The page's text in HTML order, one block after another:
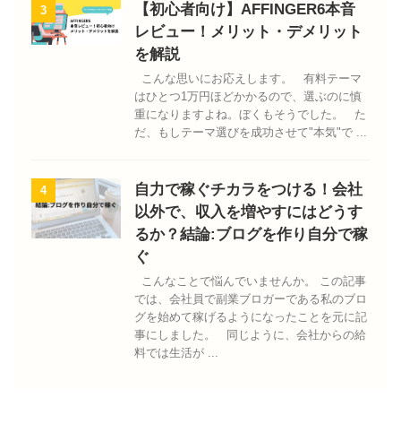
3
【初心者向け】AFFINGER6本音
レビュー！メリット・デメリット
を解説
こんな思いにお応えします。 有料テーマ
はひとつ1万円ほどかかるので、選ぶのに慎
重になりますよね。ぼくもそうでした。 た
だ、もしテーマ選びを成功させて"本気"で ...
4
自力で稼ぐチカラをつける！会社
以外で、収入を増やすにはどうす
るか？結論:ブログを作り自分で稼
ぐ
こんなことで悩んでいませんか。 この記事
では、会社員で副業ブロガーである私のブロ
グを始めて稼げるようになったことを元に記
事にしました。 同じように、会社からの給
料では生活が ...